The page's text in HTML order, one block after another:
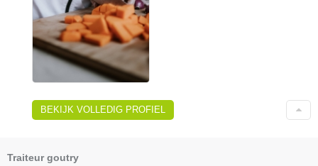
BEKIJK VOLLEDIG PROFIEL
Traiteur goutry